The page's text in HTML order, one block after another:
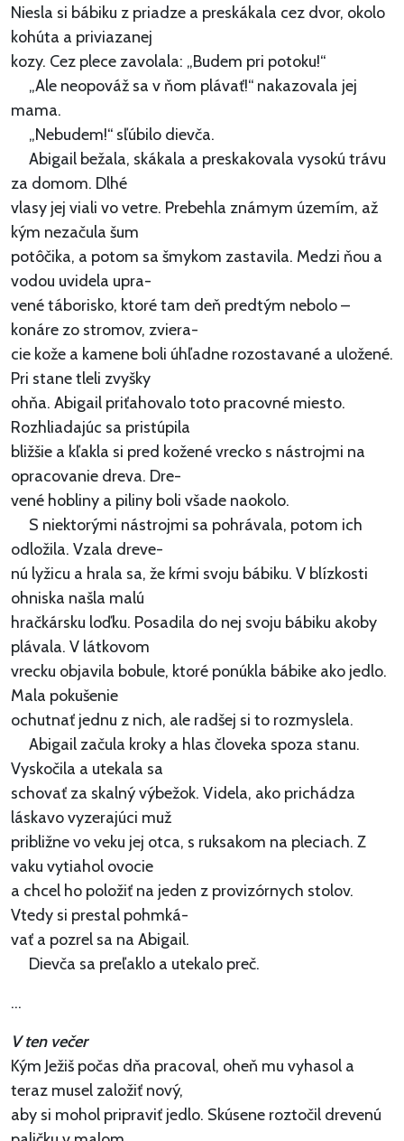
Niesla si bábiku z priadze a preskákala cez dvor, okolo
kohúta a priviazanej
kozy. Cez plece zavolala: „Budem pri potoku!“
„Ale neopováž sa v ňom plávať!“ nakazovala jej
mama.
„Nebudem!“ sľúbilo dievča.
Abigail bežala, skákala a preskakovala vysokú trávu
za domom. Dlhé
vlasy jej viali vo vetre. Prebehla známym územím, až
kým nezačula šum
potôčika, a potom sa šmykom zastavila. Medzi ňou a
vodou uvidela upra-
vené táborisko, ktoré tam deň predtým nebolo –
konáre zo stromov, zviera-
cie kože a kamene boli úhľadne rozostavané a uložené.
Pri stane tleli zvyšky
ohňa. Abigail priťahovalo toto pracovné miesto.
Rozhliadajúc sa pristúpila
bližšie a kľakla si pred kožené vrecko s nástrojmi na
opracovanie dreva. Dre-
vené hobliny a piliny boli všade naokolo.
S niektorými nástrojmi sa pohrávala, potom ich
odložila. Vzala dreve-
nú lyžicu a hrala sa, že kŕmi svoju bábiku. V blízkosti
ohniska našla malú
hračkársku loďku. Posadila do nej svoju bábiku akoby
plávala. V látkovom
vrecku objavila bobule, ktoré ponúkla bábike ako jedlo.
Mala pokušenie
ochutnať jednu z nich, ale radšej si to rozmyslela.
Abigail začula kroky a hlas človeka spoza stanu.
Vyskočila a utekala sa
schovať za skalný výbežok. Videla, ako prichádza
láskavo vyzerajúci muž
približne vo veku jej otca, s ruksakom na pleciach. Z
vaku vytiahol ovocie
a chcel ho položiť na jeden z provizórnych stolov.
Vtedy si prestal pohmká-
vať a pozrel sa na Abigail.
Dievča sa preľaklo a utekalo preč.
...
V ten večer
Kým Ježiš počas dňa pracoval, oheň mu vyhasol a
teraz musel založiť nový,
aby si mohol pripraviť jedlo. Skúsene roztočil drevenú